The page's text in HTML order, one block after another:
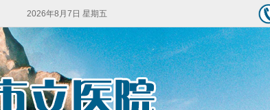
2026年8月7日 星期五